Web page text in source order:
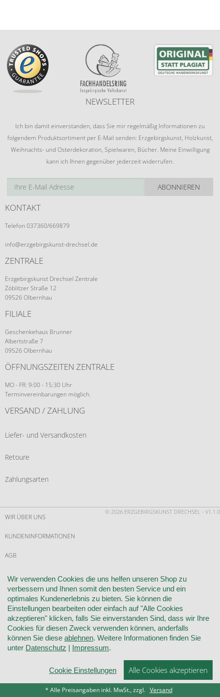
NEWSLETTER
Ich bin damit einverstanden, dass Sie mir regelmäßig Informationen zu
folgendem Produktsortiment per E-Mail senden: Erzgebirgskunst, Holzkunst,
Weihnachts- und Osterdekoration, Spielwaren, Bücher. Meine Einwilligung
kann ich Ihnen gegenüber jederzeit widerrufen.
ABONNIEREN
KONTAKT
Telefon 037360/669879
info@erzgebirgskunst-drechsel.de
ZENTRALE
Erzgebirgskunst Drechsel Zentrale
Zöblitzer Straße 12
09526 Olbernhau
FILIALE
Geschenkehaus Brunner
Albertstraße 7
09526 Olbernhau
ÖFFNUNGSZEITEN ZENTRALE
MO - FR: 9:00 - 15:30 Uhr
Terminvereinbarungen möglich.
VERSAND / ZAHLUNG
Liefer- und Versandkosten
Retoure
Zahlungsarten
© 2026 ERZGEBIRGSKUNST DRECHSEL - V1.1.0
WIR ÜBER UNS
KUNDENINFORMATIONEN
AGB
WIDERRUF
VERTRAG WIDERRUFEN
KONTAKT
DATENSCHUTZ
COOKIE-EINSTELLUNGEN
* Alle Preisangaben inkl. MwSt., zzgl. Versand
Wir verwenden Cookies die uns helfen unseren Shop zu
verbessern und Ihnen somit den besten Service und ein
optimales Kundenerlebnis zu bieten. Sie können die
Einstellungen bearbeiten oder einfach auf "Alle Cookies
akzeptieren" klicken, falls Sie einverstanden Sind, dass wir Ihre
Cookies für diesen Zweck verwenden können, anderfalls
können Sie diese ablehnen. Weitere Informationen finden Sie
unter Datenschutz | Impressum.
Cookie Einstellungen Alle Cookies akzeptieren